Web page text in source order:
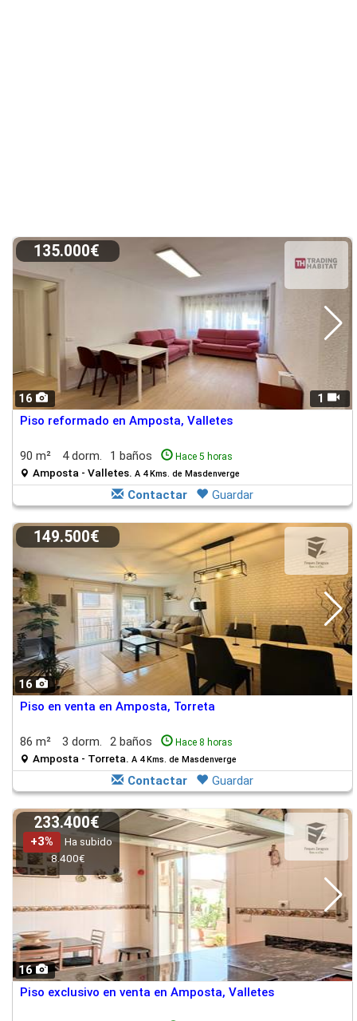
16 1
135.000€
Piso reformado en Amposta, Valletes
90 m² 4 dorm. 1 baños Hace 5 horas
Amposta - Valletes. A 4 Kms. de Masdenverge
Contactar Guardar
16
149.500€
Piso en venta en Amposta, Torreta
86 m² 3 dorm. 2 baños Hace 8 horas
Amposta - Torreta. A 4 Kms. de Masdenverge
Contactar Guardar
16
233.400€
+3%
Ha subido
8.400€
Piso exclusivo en venta en Amposta, Valletes